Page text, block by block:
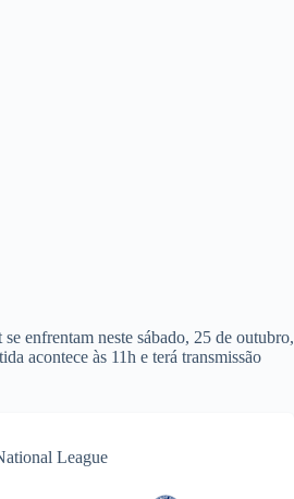
enfrentam neste sábado, 25 de outubro,
acontece às 11h e terá transmissão
League